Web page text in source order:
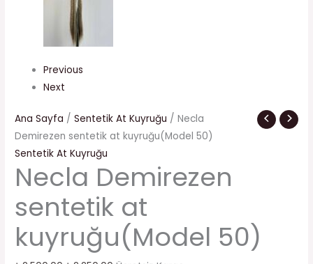
Previous
Next
Ana Sayfa /Sentetik At Kuyruğu / Necla
Demirezen sentetik at kuyruğu(Model 50)
Sentetik At Kuyruğu
Necla Demirezen
sentetik at
kuyruğu(Model 50)